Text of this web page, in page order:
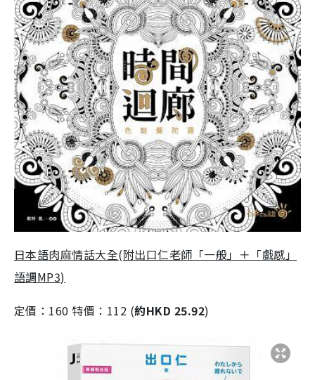
日本語肉麻情話大全(附出口仁老師「一般」＋「戲感」
語調MP3)
定價：160 特價：112 (約HKD 25.92)